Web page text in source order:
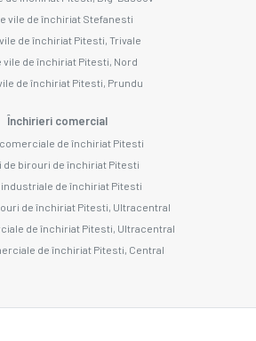
vile de închiriat Stefanesti
de închiriat Pitesti, Trivale
vile de închiriat Pitesti, Nord
de închiriat Pitesti, Prundu
Închirieri comercial
de închiriat Pitesti
de birouri de închiriat Pitesti
industriale de închiriat Pitesti
de închiriat Pitesti, Ultracentral
de închiriat Pitesti, Ultracentral
de închiriat Pitesti, Central